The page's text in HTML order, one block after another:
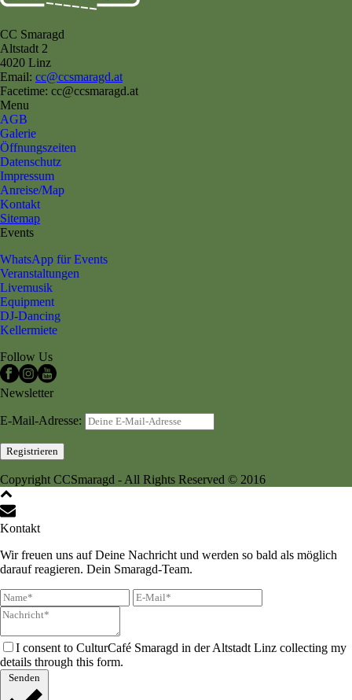
CC Smaragd
Altstadt 2
4020 Linz
Email: cc@ccsmaragd.at
Facetime: cc@ccsmaragd.at
Menu
AGB
Galerie
Öffnungszeiten
Datenschutz
Impressum
Anreise/Map
Kontakt
Sitemap
Events
WhatsApp für Events
Veranstaltungen
Livemusik
Equipment
DJ-Dancing
Kellermiete
Follow Us
Newsletter
E-Mail-Adresse:
Copyright CCSmaragd - All Rights Reserved © 2016
Kontakt
Wir freuen uns auf Deine Nachricht und werden so bald als möglich
darauf reagieren. Dein Smaragd-Team.
I consent to CulturCafé Smaragd in der Altstadt Linz collecting my
details through this form.
Senden